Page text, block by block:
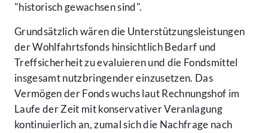
"historisch gewachsen sind".
Grundsätzlich wären die Unterstützungsleistungen
der Wohlfahrtsfonds hinsichtlich Bedarf und
Treffsicherheit zu evaluieren und die Fondsmittel
insgesamt nutzbringender einzusetzen. Das
Vermögen der Fonds wuchs laut Rechnungshof im
Laufe der Zeit mit konservativer Veranlagung
kontinuierlich an, zumal sich die Nachfrage nach